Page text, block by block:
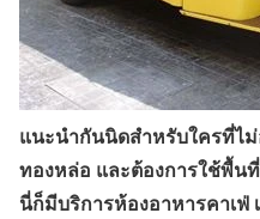
แนะนำกันนิดสำหรับใครที่ไ
ทองหล่อ และต้องการใช้พื้น
นี่ก็มีบริการห้องอาหารคาเฟ่